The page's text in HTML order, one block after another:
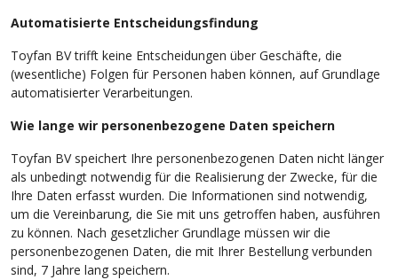
Automatisierte Entscheidungsfindung
Toyfan BV trifft keine Entscheidungen über Geschäfte, die
(wesentliche) Folgen für Personen haben können, auf Grundlage
automatisierter Verarbeitungen.
Wie lange wir personenbezogene Daten speichern
Toyfan BV speichert Ihre personenbezogenen Daten nicht länger
als unbedingt notwendig für die Realisierung der Zwecke, für die
Ihre Daten erfasst wurden. Die Informationen sind notwendig,
um die Vereinbarung, die Sie mit uns getroffen haben, ausführen
zu können. Nach gesetzlicher Grundlage müssen wir die
personenbezogenen Daten, die mit Ihrer Bestellung verbunden
sind, 7 Jahre lang speichern.